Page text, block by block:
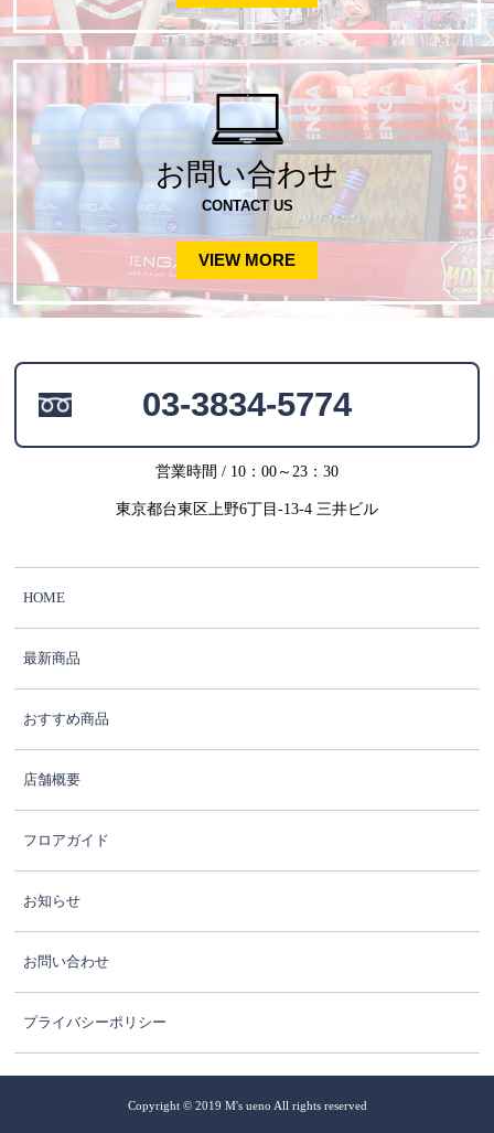
お問い合わせ
CONTACT US
VIEW MORE
03-3834-5774
営業時間 / 10：00～23：30
東京都台東区上野6丁目-13-4 三井ビル
HOME
最新商品
おすすめ商品
店舗概要
フロアガイド
お知らせ
お問い合わせ
プライバシーポリシー
Copyright © 2019 M's ueno All rights reserved